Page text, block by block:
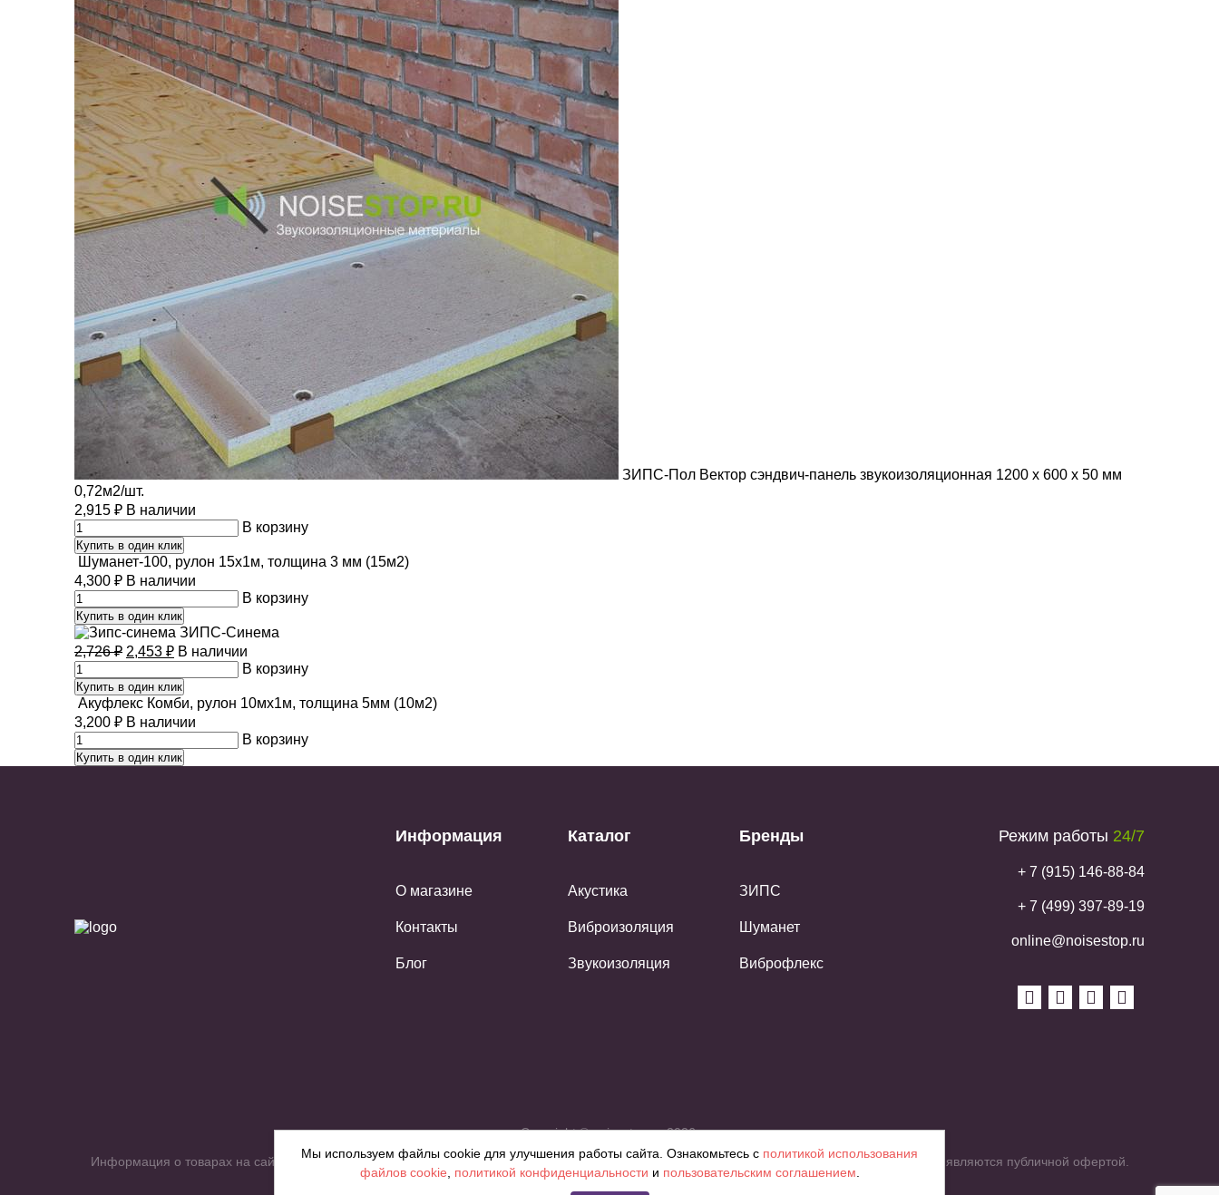
ЗИПС-Пол Вектор сэндвич-панель звукоизоляционная 1200 х 600 х 50 мм
0,72м2/шт.
2,915 ₽ В наличии
В корзину
Купить в один клик
Шуманет-100, рулон 15х1м, толщина 3 мм (15м2)
4,300 ₽ В наличии
В корзину
Купить в один клик
ЗИПС-Синема
2,726₽ 2,453 ₽ В наличии
В корзину
Купить в один клик
Акуфлекс Комби, рулон 10мх1м, толщина 5мм (10м2)
3,200 ₽ В наличии
В корзину
Купить в один клик
Информация
О магазине
Контакты
Блог
Каталог
Акустика
Виброизоляция
Звукоизоляция
Бренды
ЗИПС
Шуманет
Виброфлекс
Режим работы 24/7
+ 7 (915) 146-88-84
+ 7 (499) 397-89-19
online@noisestop.ru
Copyright © noisestop.ru 2026.
Информация о товарах на сайте приведена в целях ознакомленияя. Фотографии, цвета могут отличаться от фактических характеристик и не являются публичной офертой.
Мы используем файлы cookie для улучшения работы сайта. Ознакомьтесь с политикой использования
файлов cookie
политикой конфиденциальности и пользовательским соглашением